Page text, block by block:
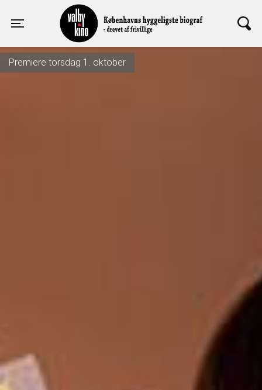
Toggle navigation
Valby Kino
Premiere torsdag 1. oktober